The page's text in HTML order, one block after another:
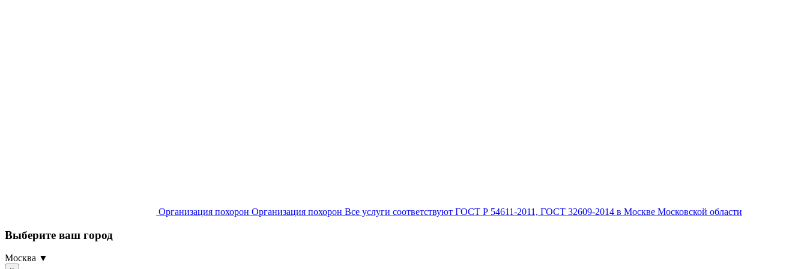
Организация похорон Организация похорон Все услуги соответствуют ГОСТ Р 54611-2011, ГОСТ 32609-2014 в Москве Московской области
Выберите ваш город
Москва ▼